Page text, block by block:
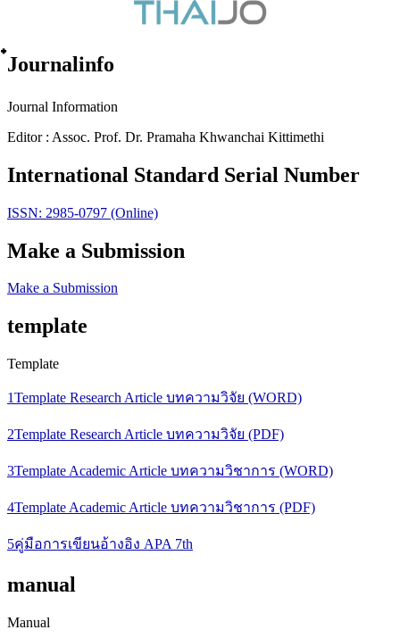
๋Journalinfo
Journal Information
Editor : Assoc. Prof. Dr. Pramaha Khwanchai Kittimethi
International Standard Serial Number
ISSN: 2985-0797 (Online)
Make a Submission
Make a Submission
template
Template
1Template Research Article บทความวิจัย (WORD)
2Template Research Article บทความวิจัย (PDF)
3Template Academic Article บทความวิชาการ (WORD)
4Template Academic Article บทความวิชาการ (PDF)
5คู่มือการเขียนอ้างอิง APA 7th
manual
Manual